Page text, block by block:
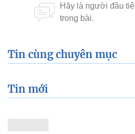
Tin cùng chuyên mục
Tin mới